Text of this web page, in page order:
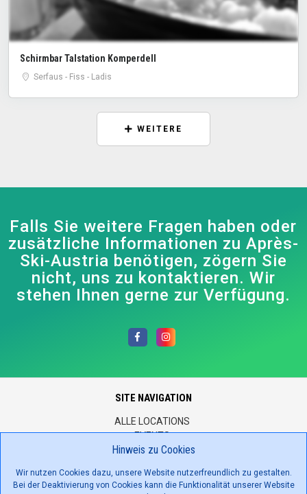
Schirmbar Talstation Komperdell
Serfaus - Fiss - Ladis
WEITERE
Falls Sie weitere Fragen haben oder
zusätzliche Informationen zu Après-
Ski-Austria benötigen, zögern Sie
nicht, uns zu kontaktieren. Wir
stehen Ihnen gerne zur Verfügung.
SITE NAVIGATION
ALLE LOCATIONS
EVENTS
JOBS
ÜBER UNS
Hinweis zu Cookies
Wir nutzen Cookies dazu, unsere Website nutzerfreundlich zu gestalten.
Bei der Deaktivierung von Cookies kann die Funktionalität unserer Website